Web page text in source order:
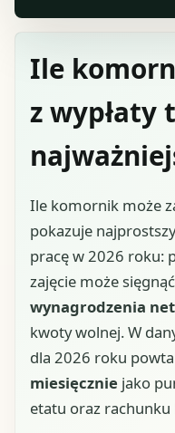
Ile
z wypłaty
Ile komornik może
pokazuje
pracę w 2026 roku:
zajęcie może sięgnąć
wynagrodzenia
kwoty wolnej. W
dla 2026 roku
miesięcznie jako
etatu oraz